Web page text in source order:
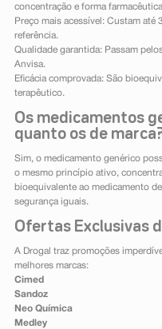
concentração e forma
Preço mais acessível: Custam
referência.
Qualidade garantida: Passam
Anvisa.
Eficácia comprovada: São
terapêutico.
Os medicamentos
quanto os de
Sim, o medicamento genérico
o mesmo princípio ativo,
bioequivalente ao medicamento
segurança iguais.
Ofertas Exclusivas
A Drogal traz promoções
melhores marcas:
Cimed
Sandoz
Neo Química
Medley